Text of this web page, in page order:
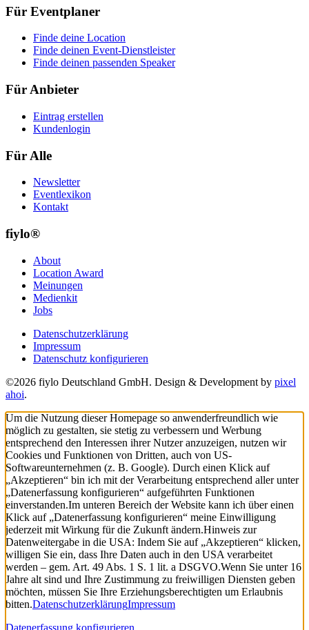
Für Eventplaner
Finde deine Location
Finde deinen Event-Dienstleister
Finde deinen passenden Speaker
Für Anbieter
Eintrag erstellen
Kundenlogin
Für Alle
Newsletter
Eventlexikon
Kontakt
fiylo®
About
Location Award
Meinungen
Medienkit
Jobs
Datenschutzerklärung
Impressum
Datenschutz konfigurieren
©2026 fiylo Deutschland GmbH. Design & Development by pixel
ahoi.
Um die Nutzung dieser Homepage so anwenderfreundlich wie
möglich zu gestalten, sie stetig zu verbessern und Werbung
entsprechend den Interessen ihrer Nutzer anzuzeigen, nutzen wir
Cookies und Funktionen von Dritten, auch von US-
Softwareunternehmen (z. B. Google). Durch einen Klick auf
„Akzeptieren“ bin ich mit der Verarbeitung entsprechend aller unter
„Datenerfassung konfigurieren“ aufgeführten Funktionen
einverstanden.Im unteren Bereich der Website kann ich über einen
Klick auf „Datenerfassung konfigurieren“ meine Einwilligung
jederzeit mit Wirkung für die Zukunft ändern.Hinweis zur
Datenweitergabe in die USA: Indem Sie auf „Akzeptieren“ klicken,
willigen Sie ein, dass Ihre Daten auch in den USA verarbeitet
werden – gem. Art. 49 Abs. 1 S. 1 lit. a DSGVO.Wenn Sie unter 16
Jahre alt sind und Ihre Zustimmung zu freiwilligen Diensten geben
möchten, müssen Sie Ihre Erziehungsberechtigten um Erlaubnis
bitten.DatenschutzerklärungImpressum
Datenerfassung konfigurieren